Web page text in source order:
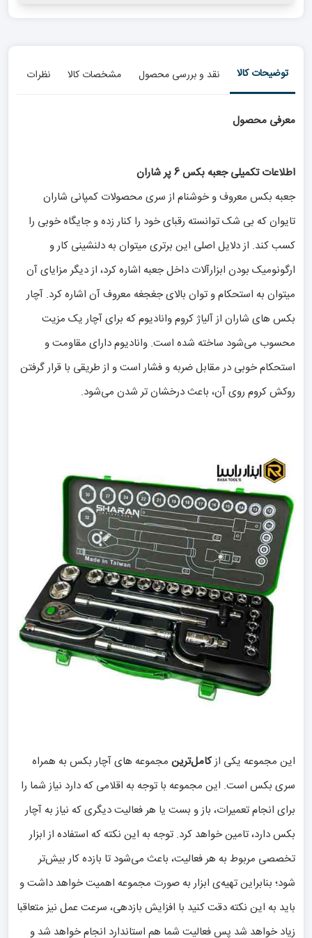
توضیحات کالا نقد و بررسی محصول مشخصات کالا نظرات
معرفی محصول
اطلاعات تکمیلی جعبه بکس 6 پر شاران
جعبه بکس معروف و خوشنام از سری محصولات کمپانی شاران
تایوان که بی شک توانسته رقبای خود را کنار زده و جایگاه خوبی را
کسب کند. از دلایل اصلی این برتری میتوان به دلنشینی کار و
ارگونومیک بودن ابزارآلات داخل جعبه اشاره کرد، از دیگر مزایای آن
میتوان به استحکام و توان بالای جغجغه معروف آن اشاره کرد. آچار
بکس های شاران از آلیاژ کروم وانادیوم که برای آچار یک مزیت
محسوب می‌شود ساخته شده است. وانادیوم دارای مقاومت و
استحکام خوبی در مقابل ضربه و فشار است و از طریقی با قرار گرفتن
روکش کروم روی آن، باعث درخشان تر شدن می‌شود.
این مجموعه‌ یکی ازکامل‌ترین مجموعه‌ های آچار بکس به همراه
سری بکس است. این مجموعه با توجه به اقلامی که دارد نیاز شما را
برای انجام تعمیرات، باز و بست یا هر فعالیت دیگری که نیاز به آچار
بکس دارد، تامین خواهد کرد. توجه به این نکته که استفاده از ابزار
تخصصی مربوط به هر فعالیت، باعث می‌شود تا بازده کار بیش‌تر
شود؛ بنابراین تهیه‌ی ابزار به صورت مجموعه اهمیت خواهد داشت و
باید به این نکته دقت کنید با افزایش بازدهی، سرعت عمل نیز متعاقبا
زیاد خواهد شد پس فعالیت شما هم استاندارد انجام خواهد شد و